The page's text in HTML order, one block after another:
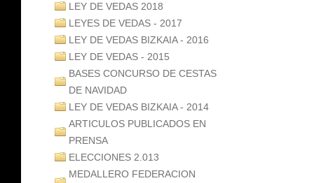
LEY DE VEDAS 2018
LEYES DE VEDAS - 2017
LEY DE VEDAS BIZKAIA - 2016
LEY DE VEDAS - 2015
BASES CONCURSO DE CESTAS
DE NAVIDAD
LEY DE VEDAS BIZKAIA - 2014
ARTICULOS PUBLICADOS EN
PRENSA
ELECCIONES 2.013
MEDALLERO FEDERACION